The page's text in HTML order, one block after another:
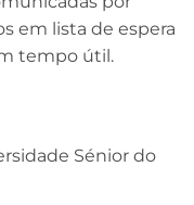
em lista de espera
tempo útil.
Sénior do